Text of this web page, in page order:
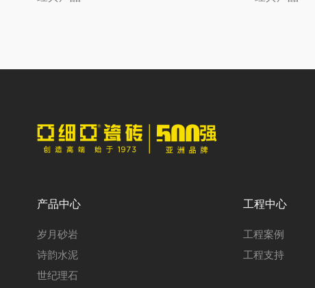
产品中心
岁月砂岩
诗韵水泥
世纪理石
工程中心
工程案例
工程支持